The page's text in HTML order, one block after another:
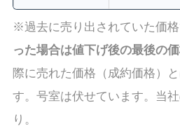
※過去に売り出されていた価格
った場合は値下げ後の最後の
際に売れた価格（成約価格）
す。号室は伏せています。当
り。